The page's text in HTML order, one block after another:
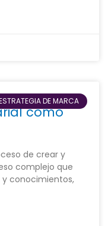
DE MARCA
como
de crear y
complejo que
y conocimientos,